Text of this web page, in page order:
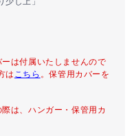
は付属いたしませんので
は こちら 。保管用カバーを
は、ハンガー・保管用カ